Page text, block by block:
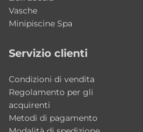
Vasche
Minipiscine Spa
Servizio clienti
Condizioni di vendita
Regolamento per gli
acquirenti
Metodi di pagamento